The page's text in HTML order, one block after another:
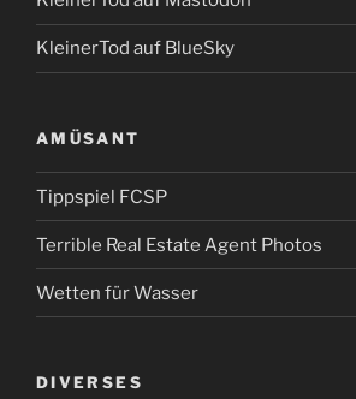
KleinerTod auf BlueSky
AMÜSANT
Tippspiel FCSP
Terrible Real Estate Agent Photos
Wetten für Wasser
DIVERSES